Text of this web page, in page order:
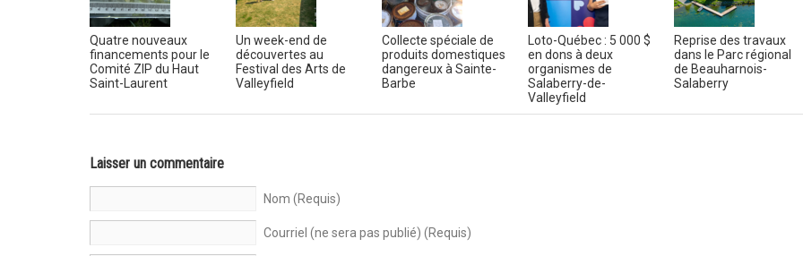
Quatre nouveaux
financements pour le
Comité ZIP du Haut
Saint-Laurent
Un week-end de
découvertes au
Festival des Arts de
Valleyfield
Collecte spéciale de
produits domestiques
dangereux à Sainte-
Barbe
Loto-Québec : 5 000 $
en dons à deux
organismes de
Salaberry-de-
Valleyfield
Reprise des travaux
dans le Parc régional
de Beauharnois-
Salaberry
Laisser un commentaire
Nom (Requis)
Courriel (ne sera pas publié) (Requis)